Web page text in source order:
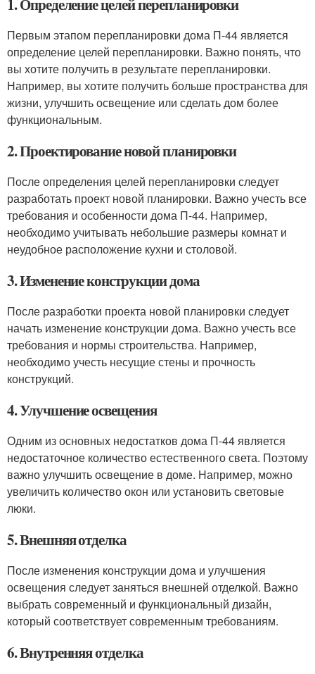
1. Определение целей перепланировки
Первым этапом перепланировки дома П-44 является
определение целей перепланировки. Важно понять, что
вы хотите получить в результате перепланировки.
Например, вы хотите получить больше пространства для
жизни, улучшить освещение или сделать дом более
функциональным.
2. Проектирование новой планировки
После определения целей перепланировки следует
разработать проект новой планировки. Важно учесть все
требования и особенности дома П-44. Например,
необходимо учитывать небольшие размеры комнат и
неудобное расположение кухни и столовой.
3. Изменение конструкции дома
После разработки проекта новой планировки следует
начать изменение конструкции дома. Важно учесть все
требования и нормы строительства. Например,
необходимо учесть несущие стены и прочность
конструкций.
4. Улучшение освещения
Одним из основных недостатков дома П-44 является
недостаточное количество естественного света. Поэтому
важно улучшить освещение в доме. Например, можно
увеличить количество окон или установить световые
люки.
5. Внешняя отделка
После изменения конструкции дома и улучшения
освещения следует заняться внешней отделкой. Важно
выбрать современный и функциональный дизайн,
который соответствует современным требованиям.
6. Внутренняя отделка